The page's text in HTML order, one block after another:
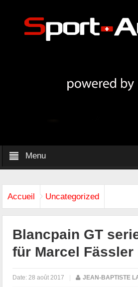
Menu
Accueil Uncategorized
Blancpain GT
für Marcel Fässler
Date: 28 août 2017 | JEAN-BAPTISTE